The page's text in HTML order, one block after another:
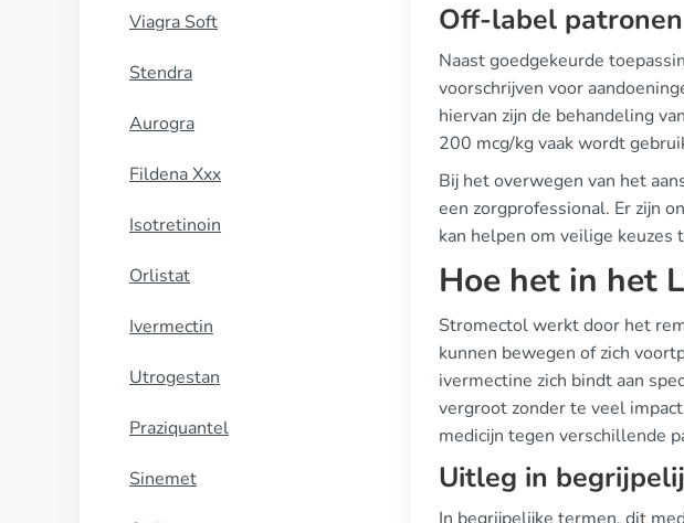
Viagra Soft
Stendra
Aurogra
Fildena Xxx
Isotretinoin
Orlistat
Ivermectin
Utrogestan
Praziquantel
Sinemet
Off-label patronen
Naast goedgekeurde
voorschrijven voor
hiervan zijn de behandeling
200 mcg/kg vaak wordt
Bij het overwegen van het
een zorgprofessional. Er zijn
kan helpen om veilige keuzes
Hoe het in het
Stromectol werkt door het
kunnen bewegen of zich
ivermectine zich bindt aan
vergroot zonder te veel
medicijn tegen verschillende
Uitleg in